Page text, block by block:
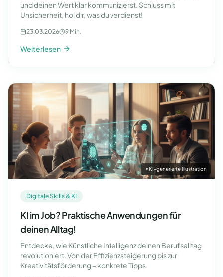
und deinen Wert klar kommunizierst. Schluss mit
Unsicherheit, hol dir, was du verdienst!
23.03.2026 9 Min.
Weiterlesen
✦KI-generierte Illustration
Digitale Skills & KI
KI im Job? Praktische Anwendungen für
deinen Alltag!
Entdecke, wie Künstliche Intelligenz deinen Berufsalltag
revolutioniert. Von der Effizienzsteigerung bis zur
Kreativitätsförderung – konkrete Tipps.